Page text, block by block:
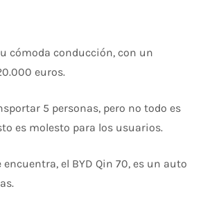
cómoda conducción, con un
euros.
5 personas, pero no todo es
es molesto para los usuarios.
el BYD Qin 70, es un auto